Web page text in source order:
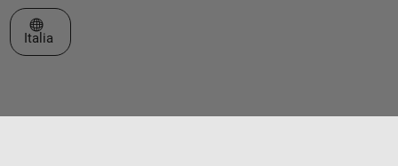
Seleziona un sito web
Italia